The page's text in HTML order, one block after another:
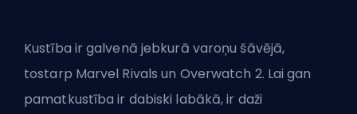
Kustība ir galvenā jebkurā varoņu šāvējā,
tostarp Marvel Rivals un Overwatch 2. Lai gan
pamatkustība ir dabiski labākā, ir daži